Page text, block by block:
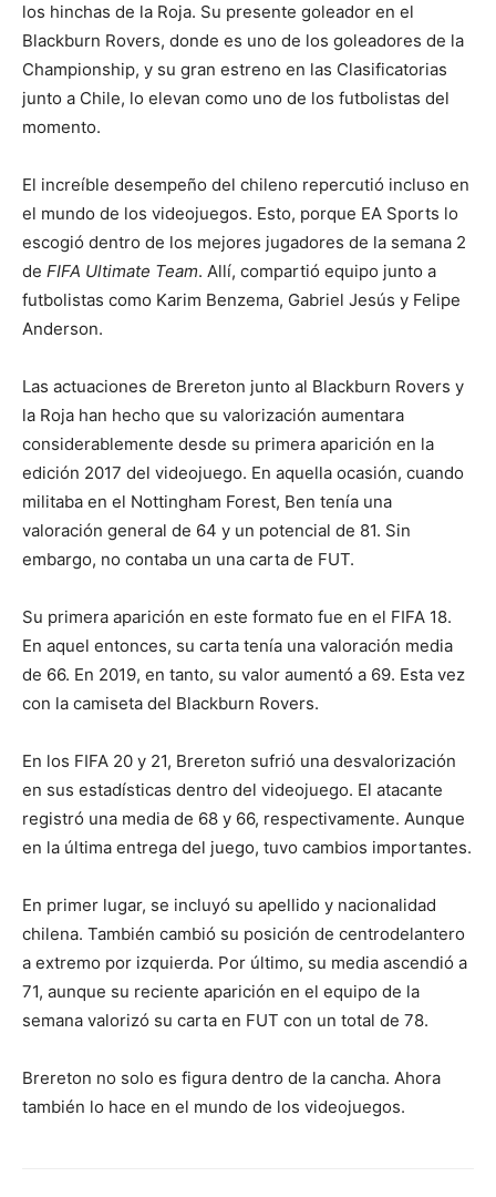
los hinchas de la Roja. Su presente goleador en el
Blackburn Rovers, donde es uno de los goleadores de la
Championship, y su gran estreno en las Clasificatorias
junto a Chile, lo elevan como uno de los futbolistas del
momento.
El increíble desempeño del chileno repercutió incluso en
el mundo de los videojuegos. Esto, porque EA Sports lo
escogió dentro de los mejores jugadores de la semana 2
de FIFA Ultimate Team. Allí, compartió equipo junto a
futbolistas como Karim Benzema, Gabriel Jesús y Felipe
Anderson.
Las actuaciones de Brereton junto al Blackburn Rovers y
la Roja han hecho que su valorización aumentara
considerablemente desde su primera aparición en la
edición 2017 del videojuego. En aquella ocasión, cuando
militaba en el Nottingham Forest, Ben tenía una
valoración general de 64 y un potencial de 81. Sin
embargo, no contaba un una carta de FUT.
Su primera aparición en este formato fue en el FIFA 18.
En aquel entonces, su carta tenía una valoración media
de 66. En 2019, en tanto, su valor aumentó a 69. Esta vez
con la camiseta del Blackburn Rovers.
En los FIFA 20 y 21, Brereton sufrió una desvalorización
en sus estadísticas dentro del videojuego. El atacante
registró una media de 68 y 66, respectivamente. Aunque
en la última entrega del juego, tuvo cambios importantes.
En primer lugar, se incluyó su apellido y nacionalidad
chilena. También cambió su posición de centrodelantero
a extremo por izquierda. Por último, su media ascendió a
71, aunque su reciente aparición en el equipo de la
semana valorizó su carta en FUT con un total de 78.
Brereton no solo es figura dentro de la cancha. Ahora
también lo hace en el mundo de los videojuegos.